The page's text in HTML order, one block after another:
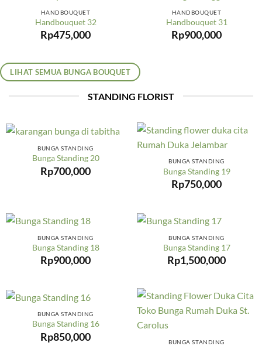
HANDBOUQUET
Handbouquet 32
Rp475,000
HANDBOUQUET
Handbouquet 31
Rp900,000
LIHAT SEMUA BUNGA BOUQUET
STANDING FLORIST
BUNGA STANDING
Bunga Standing 20
Rp700,000
BUNGA STANDING
Bunga Standing 19
Rp750,000
BUNGA STANDING
Bunga Standing 18
Rp900,000
BUNGA STANDING
Bunga Standing 17
Rp1,500,000
BUNGA STANDING
Bunga Standing 16
Rp850,000 BUNGA STANDING